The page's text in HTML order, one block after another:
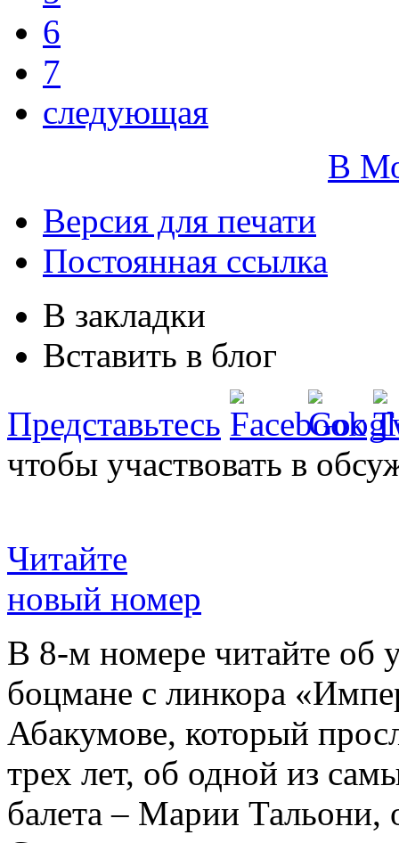
6
7
следующая
В
Версия для печати
Постоянная ссылка
В закладки
Вставить в блог
Представьтесь
чтобы участвовать в
Читайте
новый номер
В 8-м номере читайте об
боцмане с линкора
Абакумове, который
трех лет, об одной из
балета – Марии